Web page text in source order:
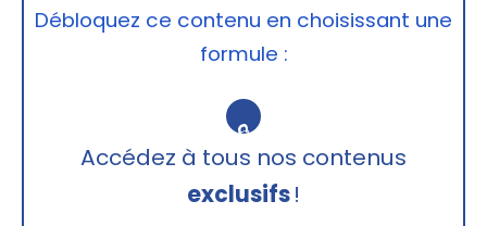
Débloquez ce contenu en choisissant une
formule :
🔒
Accédez à tous nos contenus
exclusifs!